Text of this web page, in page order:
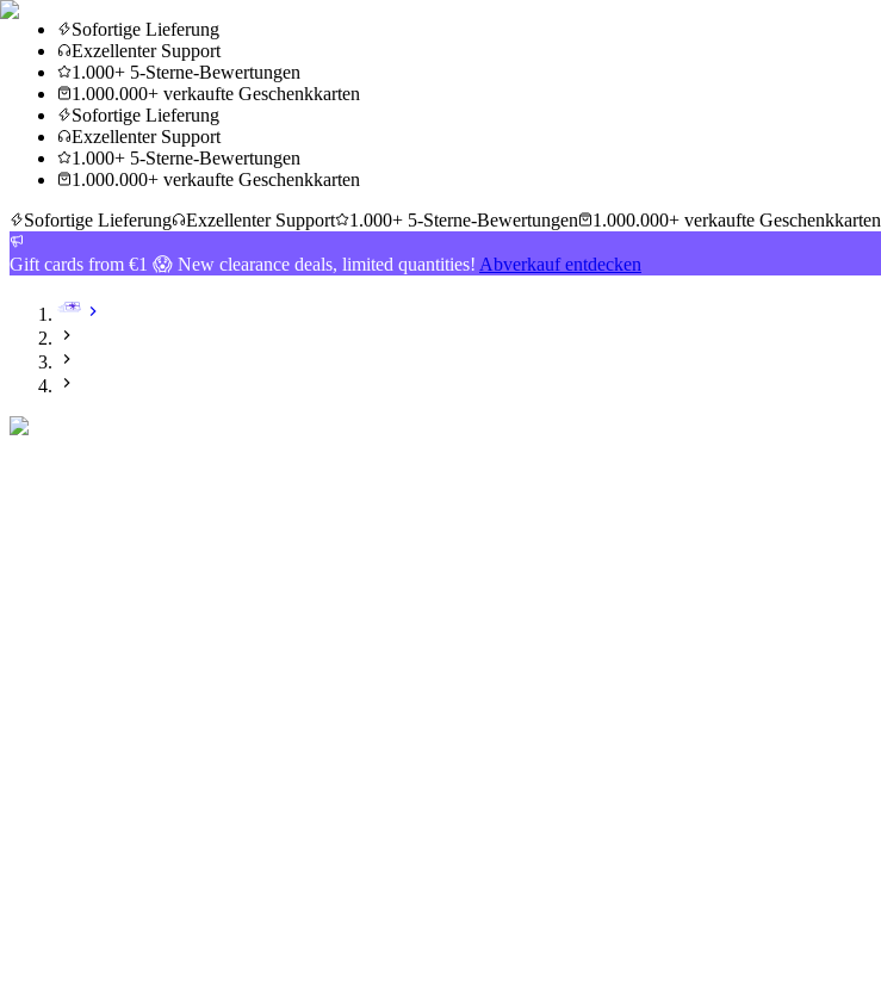
Sofortige Lieferung
Exzellenter Support
1.000+ 5-Sterne-Bewertungen
1.000.000+ verkaufte Geschenkkarten
Sofortige Lieferung
Exzellenter Support
1.000+ 5-Sterne-Bewertungen
1.000.000+ verkaufte Geschenkkarten
Sofortige Lieferung
Exzellenter Support 1.000+ 5-Sterne-Bewertungen 1.000.000+ verkaufte Geschenkkarten
Gift cards from €1 😱 New clearance deals, limited quantities! Abverkauf entdecken